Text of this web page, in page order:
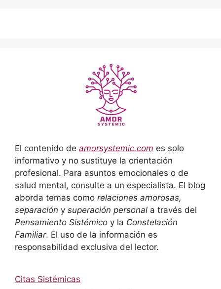
El contenido de amorsystemic.com es solo
informativo y no sustituye la orientación
profesional. Para asuntos emocionales o de
salud mental, consulte a un especialista. El blog
aborda temas como relaciones amorosas,
separación y superación personal a través del
Pensamiento Sistémico y la Constelación
Familiar. El uso de la información es
responsabilidad exclusiva del lector.
Citas Sistémicas